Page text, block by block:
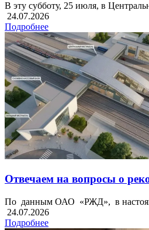
В эту субботу, 25 июля, в
24.07.2026
Подробнее
Отвечаем на вопросы о
По данным ОАО «РЖД», в
24.07.2026
Подробнее